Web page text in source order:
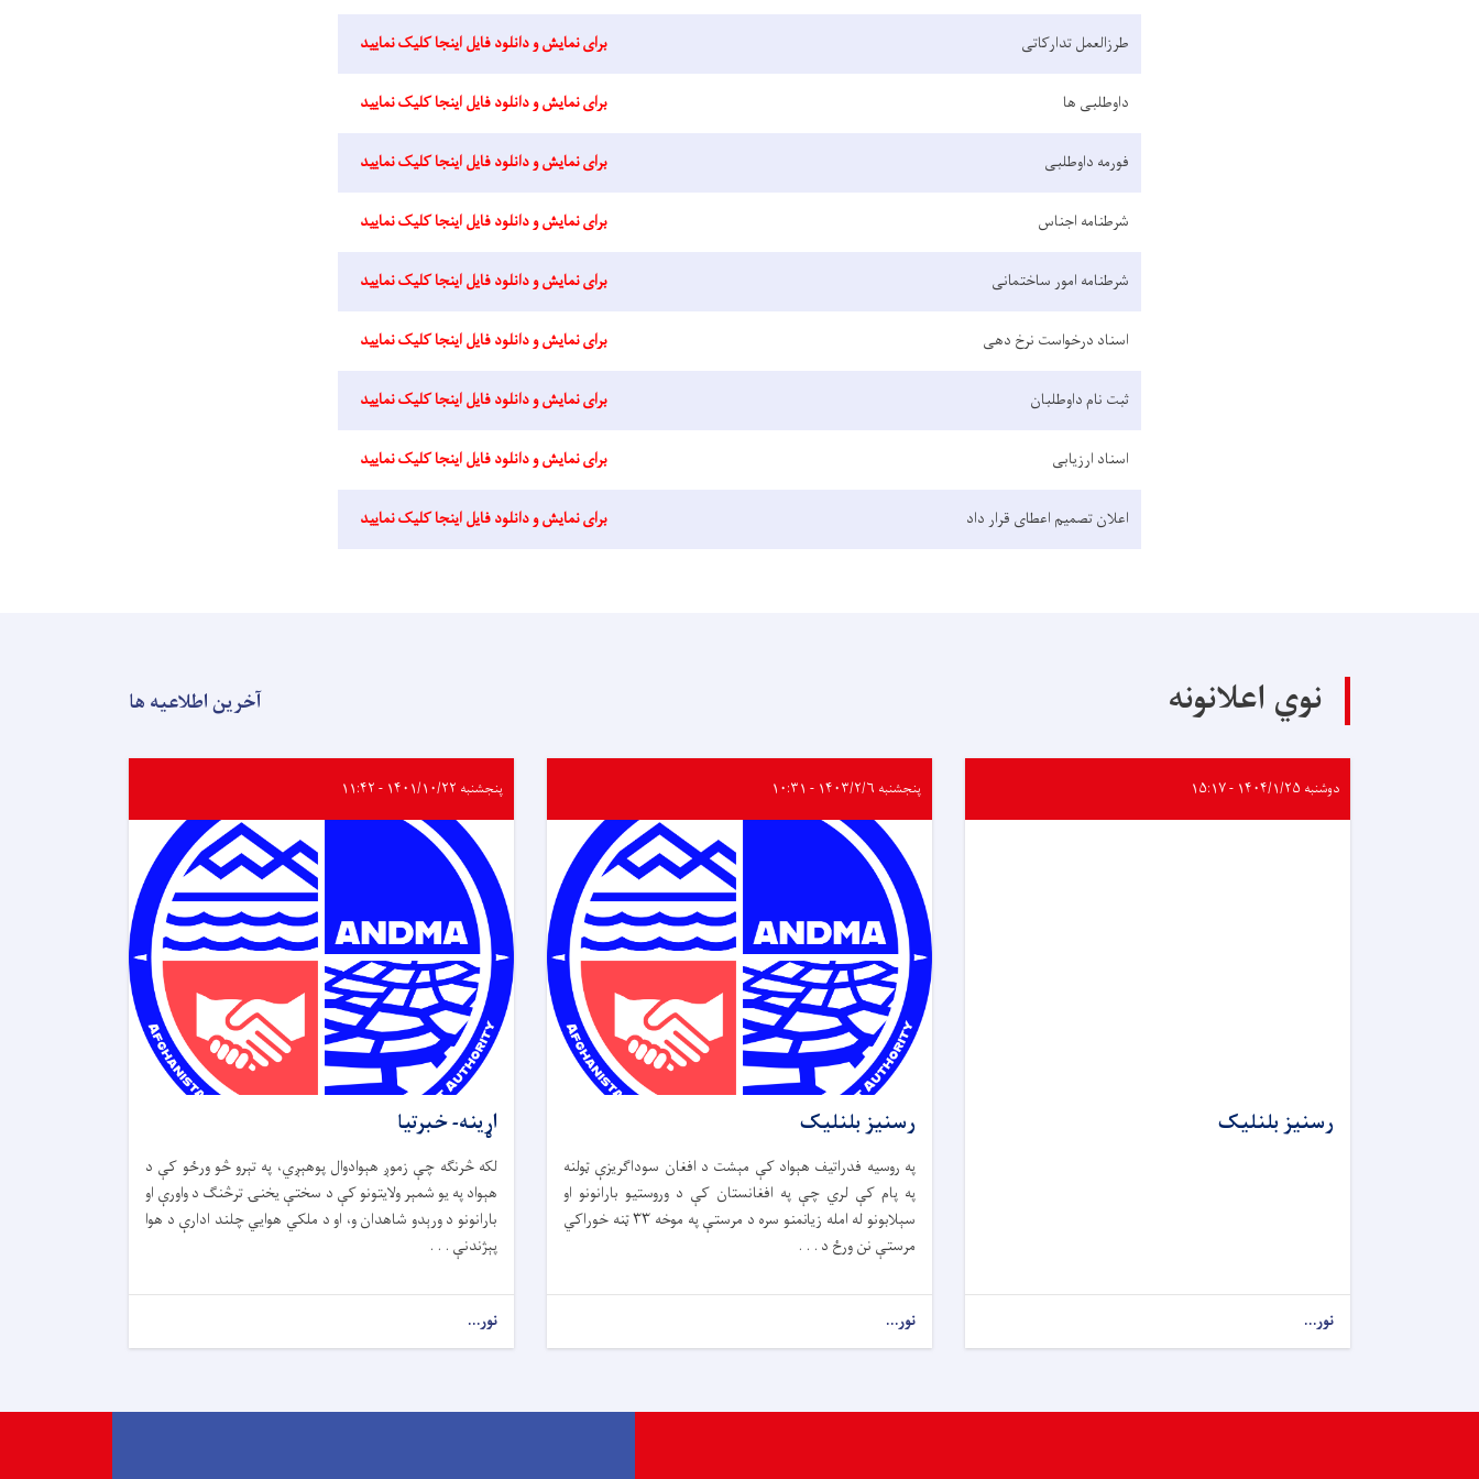
طرزالعمل تدارکاتی برای نمایش و دانلود فایل اینجا کلیک نمایید
داوطلبی ها برای نمایش و دانلود فایل اینجا کلیک نمایید
فورمه داوطلبی برای نمایش و دانلود فایل اینجا کلیک نمایید
شرطنامه اجناس برای نمایش و دانلود فایل اینجا کلیک نمایید
شرطنامه امور ساختمانی برای نمایش و دانلود فایل اینجا کلیک نمایید
اسناد درخواست نرخ دهی برای نمایش و دانلود فایل اینجا کلیک نمایید
ثبت نام داوطلبان برای نمایش و دانلود فایل اینجا کلیک نمایید
اسناد ارزیابی برای نمایش و دانلود فایل اینجا کلیک نمایید
اعلان تصمیم اعطای قرار داد برای نمایش و دانلود فایل اینجا کلیک نمایید
نوي اعلانونه آخرین اطلاعیه ها
دوشنبه ۱۴۰۴/۱/۲۵ - ۱۵:۱۷
رسنیز بلنلیک
نور...
پنجشنبه ۱۴۰۳/۲/۶ - ۱۰:۳۱
رسنیز بلنلیک
په روسیه فدراتیف هېواد کې مېشت د افغان سوداګریزې ټولنه
په پام کې لري چې په افغانستان کې د وروستیو بارانونو او
سېلابونو له امله زیانمنو سره د مرستې په موخه ۳۳ ټنه خوراکي
مرستې نن ورځ د . . .
نور...
پنجشنبه ۱۴۰۱/۱۰/۲۲ - ۱۱:۴۲
اړینه- خبرتیا
لکه څرنګه چې زموږ هېوادوال پوهېږي، په تېرو څو ورځو کې د
هېواد په یو شمېر ولایتونو کې د سختې یخنۍ ترڅنګ د واورې او
بارانونو د ورېدو شاهدان و، او د ملکي هوايي چلند ادارې د هوا
پېژندنې . . .
نور...